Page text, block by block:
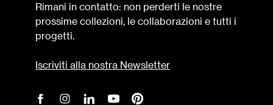
Rimani in contatto: non perderti le nostre
prossime collezioni, le collaborazioni e tutti i
progetti.
Iscriviti alla nostra Newsletter